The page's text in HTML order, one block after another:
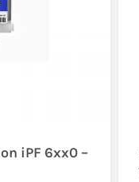
iPF 6xx0 –